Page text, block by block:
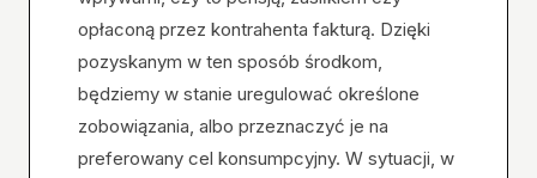
opłaconą przez kontrahenta fakturą. Dzięki
pozyskanym w ten sposób środkom,
będziemy w stanie uregulować określone
zobowiązania, albo przeznaczyć je na
preferowany cel konsumpcyjny. W sytuacji, w